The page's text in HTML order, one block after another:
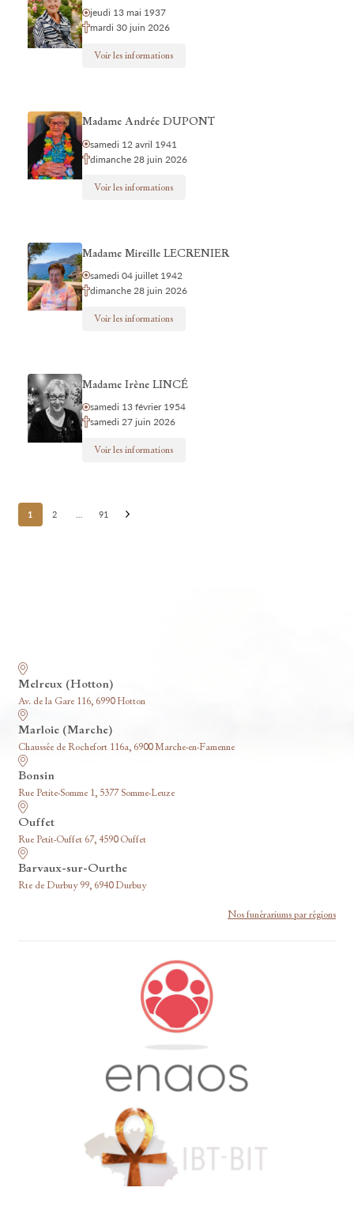
jeudi 13 mai 1937
mardi 30 juin 2026
Voir les informations
Madame Andrée DUPONT
samedi 12 avril 1941
dimanche 28 juin 2026
Voir les informations
Madame Mireille LECRENIER
samedi 04 juillet 1942
dimanche 28 juin 2026
Voir les informations
Madame Irène LINCÉ
samedi 13 février 1954
samedi 27 juin 2026
Voir les informations
Posts
pagination
1 2 91
Melreux (Hotton)
Av. de la Gare 116, 6990 Hotton
Marloie (Marche)
Chaussée de Rochefort 116a, 6900 Marche-en-Famenne
Bonsin
Rue Petite-Somme 1, 5377 Somme-Leuze
Ouffet
Rue Petit-Ouffet 67, 4590 Ouffet
Barvaux-sur-Ourthe
Rte de Durbuy 99, 6940 Durbuy
Nos funérariums par régions